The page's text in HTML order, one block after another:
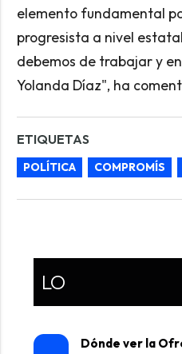
elemento fundamental
progresista a nivel
debemos de trabajar y
Yolanda Díaz", ha
ETIQUETAS
POLÍTICA COMPROMÍS
LO
Dónde ver la